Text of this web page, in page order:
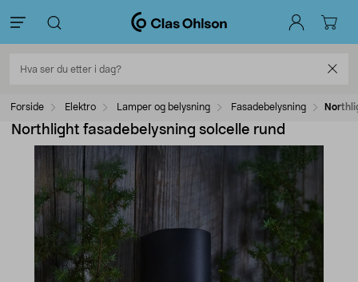
Forside Elektro Lamper og belysning Fasadebelysning
Northlight fasadebelysning solcelle rund